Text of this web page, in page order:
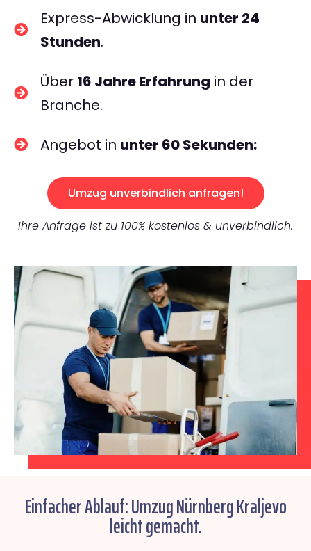
Express-Abwicklung in unter 24
Stunden.
Über 16 Jahre Erfahrung in der
Branche.
Angebot in unter 60 Sekunden:
Umzug unverbindlich anfragen!
Ihre Anfrage ist zu 100% kostenlos & unverbindlich.
Einfacher Ablauf: Umzug Nürnberg Kraljevo
leicht gemacht.